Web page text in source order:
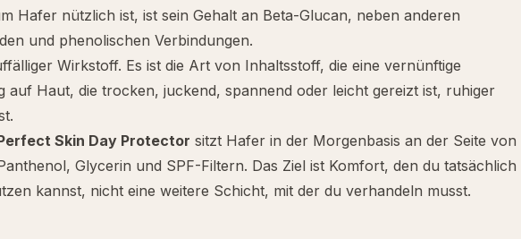
Hafer nützlich ist, ist sein Gehalt an Beta-Glucan, neben anderen
und phenolischen Verbindungen.
Wirkstoff. Es ist die Art von Inhaltsstoff, die eine vernünftige
auf Haut, die trocken, juckend, spannend oder leicht gereizt ist, ruhiger
Skin Day Protector sitzt Hafer in der Morgenbasis an der Seite von
, Glycerin und SPF-Filtern. Das Ziel ist Komfort, den du tatsächlich
kannst, nicht eine weitere Schicht, mit der du verhandeln musst.